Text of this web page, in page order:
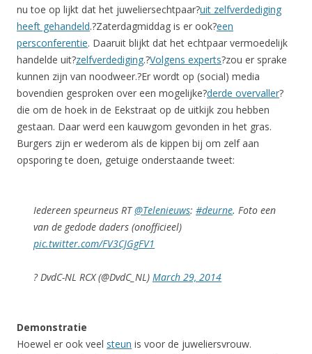
nu toe op lijkt dat het juweliersechtpaar?uit zelfverdediging
heeft gehandeld.?Zaterdagmiddag is er ook?een
persconferentie. Daaruit blijkt dat het echtpaar vermoedelijk
handelde uit?zelfverdediging.?Volgens experts?zou er sprake
kunnen zijn van noodweer.?Er wordt op (social) media
bovendien gesproken over een mogelijke?derde overvaller?
die om de hoek in de Eekstraat op de uitkijk zou hebben
gestaan. Daar werd een kauwgom gevonden in het gras.
Burgers zijn er wederom als de kippen bij om zelf aan
opsporing te doen, getuige onderstaande tweet:
Iedereen speurneus RT@Telenieuws: #deurne. Foto een
van de gedode daders (onofficieel)
pic.twitter.com/FV3CJGgFV1
? DvdC-NL RCX (@DvdC_NL) March 29, 2014
Demonstratie
Hoewel er ook veel steun is voor de juweliersvrouw.